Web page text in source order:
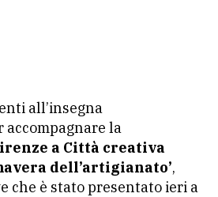
all’insegna
accompagnare la
a Città creativa
dell’artigianato’,
che è stato presentato ieri a